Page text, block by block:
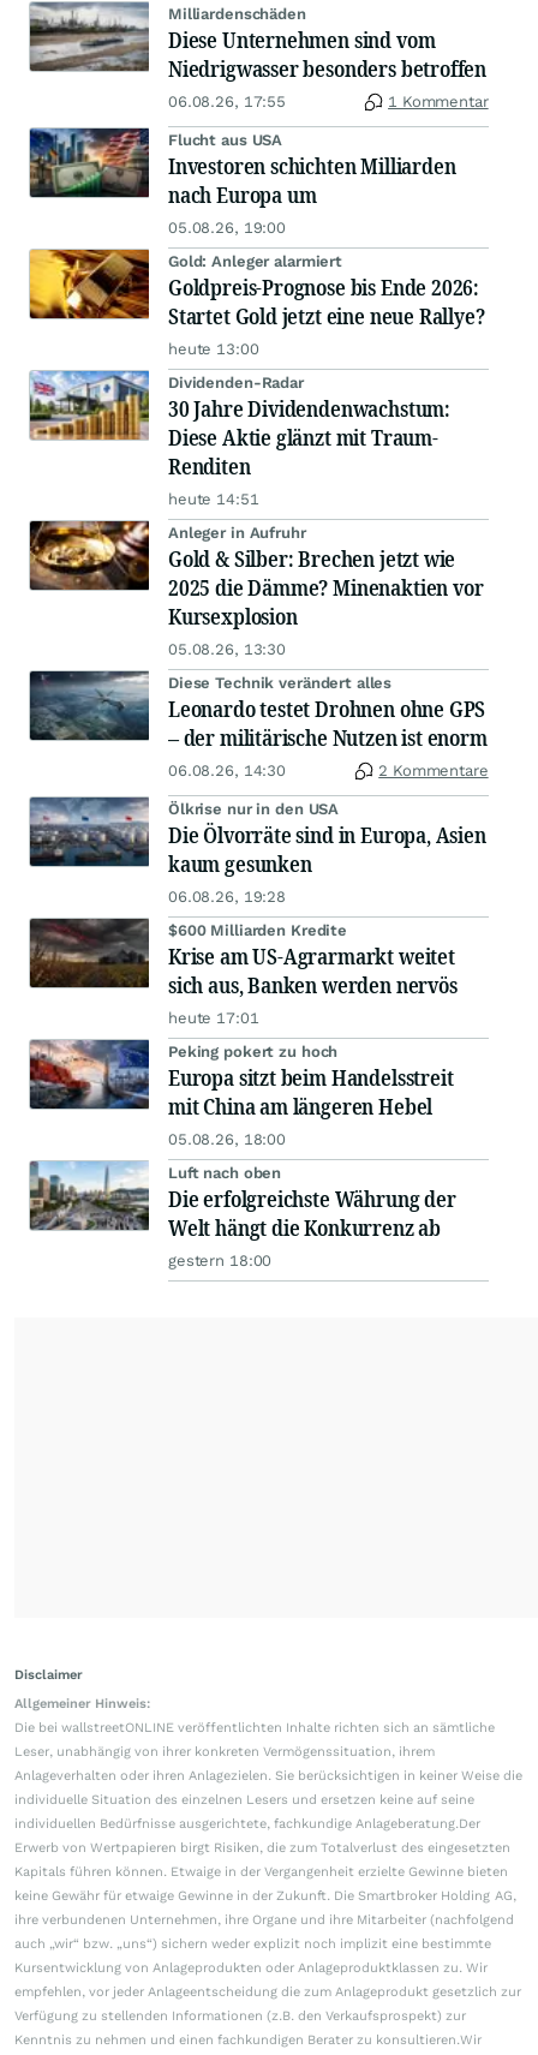
Milliardenschäden
Diese Unternehmen sind vom
Niedrigwasser besonders betroffen
06.08.26, 17:55 1 Kommentar
Flucht aus USA
Investoren schichten Milliarden
nach Europa um
05.08.26, 19:00
Gold: Anleger alarmiert
Goldpreis-Prognose bis Ende 2026:
Startet Gold jetzt eine neue Rallye?
heute 13:00
Dividenden-Radar
30 Jahre Dividendenwachstum:
Diese Aktie glänzt mit Traum-
Renditen
heute 14:51
Anleger in Aufruhr
Gold & Silber: Brechen jetzt wie
2025 die Dämme? Minenaktien vor
Kursexplosion
05.08.26, 13:30
Diese Technik verändert alles
Leonardo testet Drohnen ohne GPS
– der militärische Nutzen ist enorm
06.08.26, 14:30 2 Kommentare
Ölkrise nur in den USA
Die Ölvorräte sind in Europa, Asien
kaum gesunken
06.08.26, 19:28
$600 Milliarden Kredite
Krise am US-Agrarmarkt weitet
sich aus, Banken werden nervös
heute 17:01
Peking pokert zu hoch
Europa sitzt beim Handelsstreit
mit China am längeren Hebel
05.08.26, 18:00
Luft nach oben
Die erfolgreichste Währung der
Welt hängt die Konkurrenz ab
gestern 18:00
Disclaimer
Allgemeiner Hinweis:
Die bei wallstreetONLINE veröffentlichten Inhalte richten sich an sämtliche
Leser, unabhängig von ihrer konkreten Vermögenssituation, ihrem
Anlageverhalten oder ihren Anlagezielen. Sie berücksichtigen in keiner Weise die
individuelle Situation des einzelnen Lesers und ersetzen keine auf seine
individuellen Bedürfnisse ausgerichtete, fachkundige Anlageberatung.Der
Erwerb von Wertpapieren birgt Risiken, die zum Totalverlust des eingesetzten
Kapitals führen können. Etwaige in der Vergangenheit erzielte Gewinne bieten
keine Gewähr für etwaige Gewinne in der Zukunft. Die Smartbroker Holding AG,
ihre verbundenen Unternehmen, ihre Organe und ihre Mitarbeiter (nachfolgend
auch „wir“ bzw. „uns“) sichern weder explizit noch implizit eine bestimmte
Kursentwicklung von Anlageprodukten oder Anlageproduktklassen zu. Wir
empfehlen, vor jeder Anlageentscheidung die zum Anlageprodukt gesetzlich zur
Verfügung zu stellenden Informationen (z.B. den Verkaufsprospekt) zur
Kenntnis zu nehmen und einen fachkundigen Berater zu konsultieren.Wir